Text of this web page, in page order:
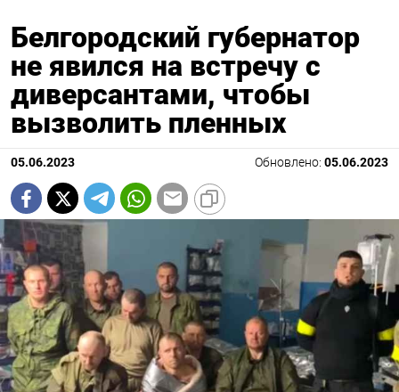
Белгородский губернатор
не явился на встречу с
диверсантами, чтобы
вызволить пленных
05.06.2023 Обновлено: 05.06.2023